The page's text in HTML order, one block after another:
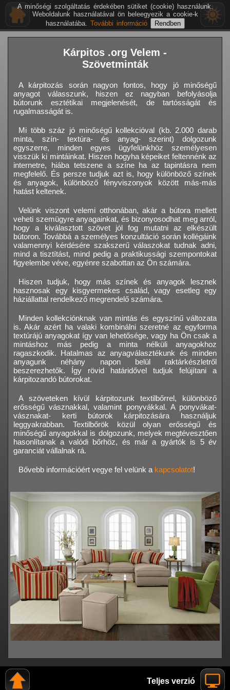
Kárpitos .org Velem -
Szövetminták
A kárpitozás során nagyon fontos, hogy jó minőségű
anyagot válasszunk, hiszen ez nagyban befolyásolja
bútorunk esztétikai megjelenését, de tartósságát és
rugalmasságát is.
Mi több száz jó minőségű kollekcióval (kb. 2.000 darab
minta, szín- textúra- és anyag- szerint) dolgozunk
egyszerre, minden egyes ügyfelünkhöz személyesen
visszük ki mintáinkat. Hiszen hogyha képeiket feltennénk az
internetre, hiába tetszene a színe ha az tapintásra nem
megfelelő. És persze tudjuk azt is, hogy különböző színek
és anyagok, különböző fényviszonyok között más-más
hatást keltenek.
Velünk viszont velemi otthonában, akár a bútora mellett
veheti szemügyre anyagainkat, és bizonyosodhat meg arról,
hogy a kiválasztott szövet jól fog mutatni az elkészült
bútoron. Továbbá a személyes konzultáció során kollégáink
valamennyi kérdésére szakszerű válaszokat tudnak adni,
mind a tisztítást, mind pedig a praktikussági szempontokat
figyelembe véve, egyénre szabottan az Ön számára.
Hiszen tudjuk, hogy más színek és anyagok lesznek
hasznosak egy kisgyermekes család, vagy esetleg egy
háziállattal rendelkező megrendelő számára.
Minden kollekciónknak van mintás és egyszínű változata
is. Akár azért ha valaki kombinálni szeretné az egyforma
textúrájú anyagokat így van lehetősége, vagy ha Ön csak a
mintáshoz más pedig a minta nélküli anyagokhoz
ragaszkodik. Hatalmas az anyagválasztékunk és minden
anyagunk néhány napon belül raktárkészletről
beszerezhetők. Így rövid határidővel tudjuk felújítani a
kárpitozandó bútorokat.
A szöveteken kívül kárpitozunk textilbőrrel, különböző
erősségű vásznakkal, valamint ponyvákkal. A ponyvákat-
vásznakat- kerti bútorok kárpitozására használjuk
leggyakrabban. Textilbőrök közül olyan erősségű és
minőségű anyagokkal is dolgozunk, melyek megtévesztően
hasonlítanak a valódi bőrhöz, és már a gyártók is 5 év
garanciát vállalnak rá.
Bővebb információért vegye fel velünk a kapcsolatot!
Teljes verzió
A minőségi szolgáltatás érdekében sütiket (cookie) használunk.
Weboldalunk használatával ön beleegyezik a cookie-k
használatába. További információ